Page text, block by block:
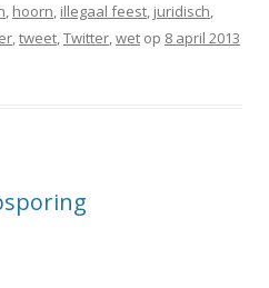
, hoorn, illegaal feest, juridisch,
,tweet,Twitter,wet op 8 april 2013